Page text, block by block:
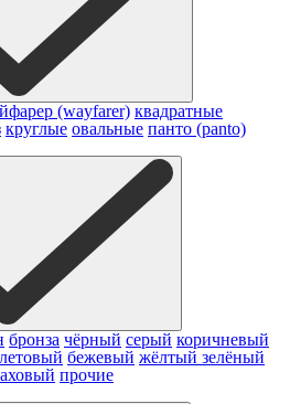
(wayfarer) квадратные
круглые овальные панто (panto)
бронза чёрный серый коричневый
бежевый жёлтый зелёный
прочие